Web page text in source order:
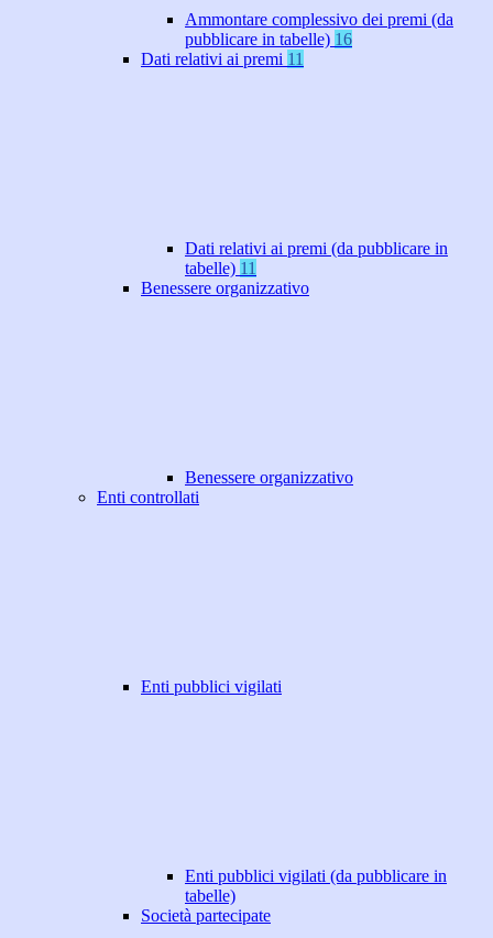
Ammontare complessivo dei premi (da
pubblicare in tabelle) 16
Dati relativi ai premi 11
Dati relativi ai premi (da pubblicare in
tabelle) 11
Benessere organizzativo
Benessere organizzativo
Enti controllati
Enti pubblici vigilati
Enti pubblici vigilati (da pubblicare in
tabelle)
Società partecipate